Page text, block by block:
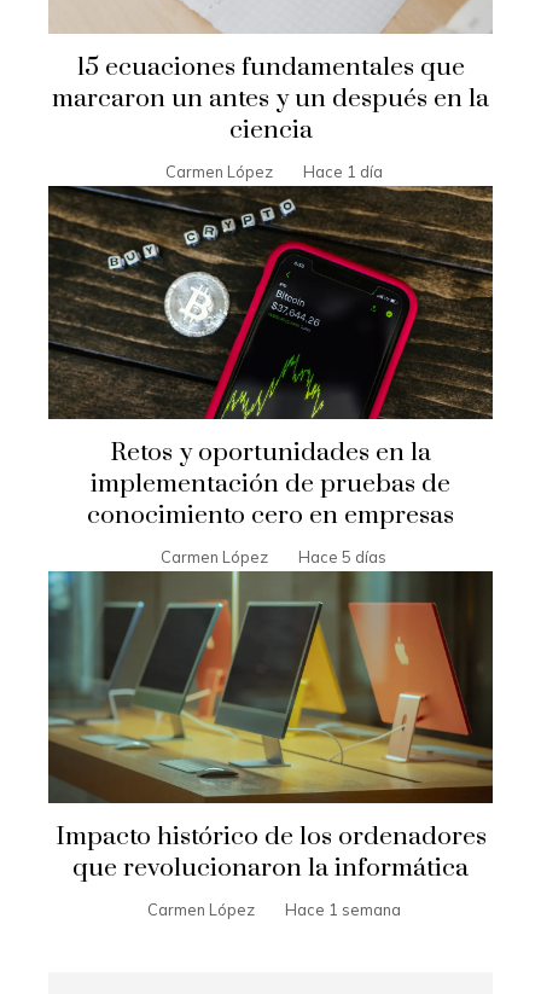
15 ecuaciones fundamentales que
marcaron un antes y un después en la
ciencia
Carmen López Hace 1 día
Retos y oportunidades en la
implementación de pruebas de
conocimiento cero en empresas
Carmen López Hace 5 días
Impacto histórico de los ordenadores
que revolucionaron la informática
Carmen López Hace 1 semana